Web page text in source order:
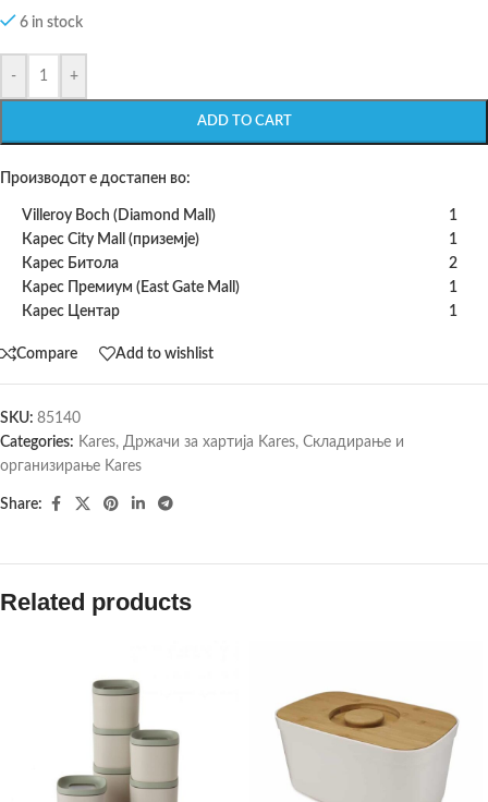
6 in stock
- +
ADD TO CART
Производот е достапен во:
Villeroy Boch (Diamond Mall)
1
Карес City Mall (приземје)
1
Карес Битола
2
Карес Премиум (East Gate Mall)
1
Карес Центар
1
Compare Add to wishlist
SKU: 85140
Categories: Kares, Држачи за хартија Kares, Складирање и
организирање Kares
Share:
Related products